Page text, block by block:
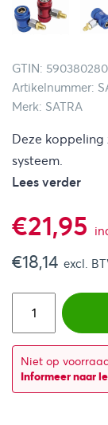
GTIN:
Artikelnummer:
Merk: SATRA
Deze koppeling
systeem.
Lees verder
€21,95
€18,14 excl.
Niet op
Informeer naar